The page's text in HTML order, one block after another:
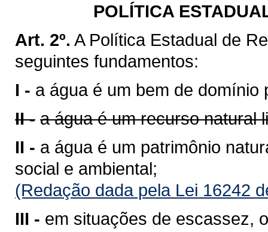
POLÍTICA
Art. 2º. A Política Estadual de
seguintes fundamentos:
I - a água é um bem de domínio
II - a água é um recurso natural
II - a água é um patrimônio
social e ambiental;
(Redação dada pela Lei 16242
III - em situações de escassez,